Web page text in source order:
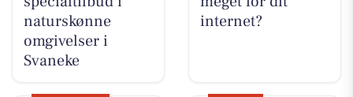
naturskønne
omgivelser i
Svaneke
internet?